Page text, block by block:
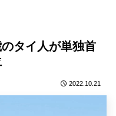
タイ人が単独首
2022.10.21